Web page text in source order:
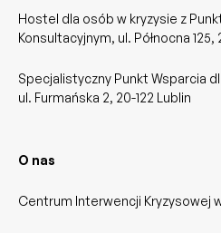
Hostel dla osób w kryzysie z
Konsultacyjnym, ul. Północna 125,
Specjalistyczny Punkt Wsparcia
ul. Furmańska 2, 20-122 Lublin
O nas
Centrum Interwencji Kryzysowej